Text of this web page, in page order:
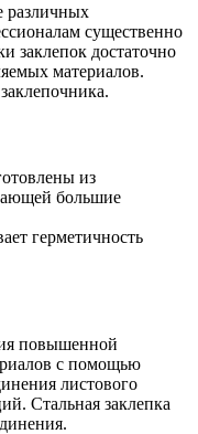
различных
существенно
заклепок достаточно
материалов.
из
большие
герметичность
повышенной
с помощью
листового
Стальная заклепка